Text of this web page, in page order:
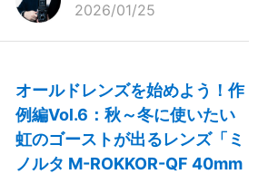
2026/01/25
オールドレンズを始めよう！作
例編Vol.6：秋～冬に使いたい
虹のゴーストが出るレンズ「ミ
ノルタ M-ROKKOR-QF 40mm